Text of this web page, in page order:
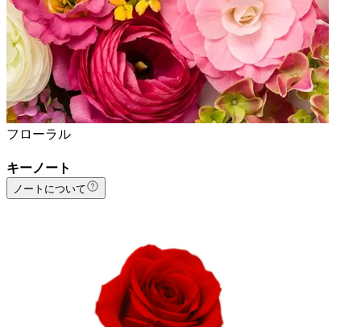
フローラル
キーノート
ノートについて